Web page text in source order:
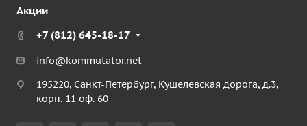
Акции
+7 (812) 645-18-17
info@kommutator.net
195220, Санкт-Петербург, Кушелевская дорога, д.3,
корп. 11 оф. 60